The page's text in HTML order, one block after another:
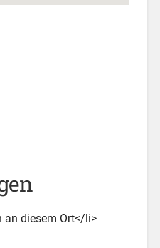
an diesem Ort</li>